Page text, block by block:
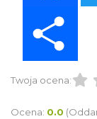
Twoja ocena:
Ocena: 0.0